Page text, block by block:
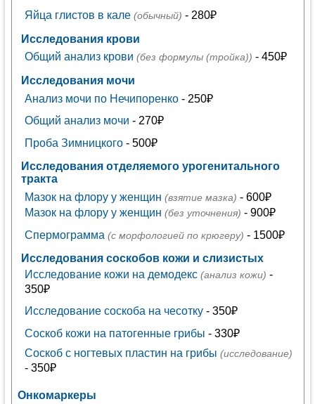
Яйца глистов в кале (обычный) - 280₽
Исследования крови
Общий анализ крови (без формулы (тройка)) - 450₽
Исследования мочи
Анализ мочи по Нечипоренко- 250₽
Общий анализ мочи - 270₽
Проба Зимницкого- 500₽
Исследования отделяемого урогенитального
тракта
Мазок на флору у женщин (взятие мазка) - 600₽
Мазок на флору у женщин (без уточнения) - 900₽
Спермограмма (с морфологией по крюгеру) - 1500₽
Исследования соскобов кожи и слизистых
Исследование кожи на демодекс (анализ кожи) -
350₽
Исследование соскоба на чесотку- 350₽
Соскоб кожи на патогенные грибы - 330₽
Соскоб с ногтевых пластин на грибы (исследование)
- 350₽
Онкомаркеры